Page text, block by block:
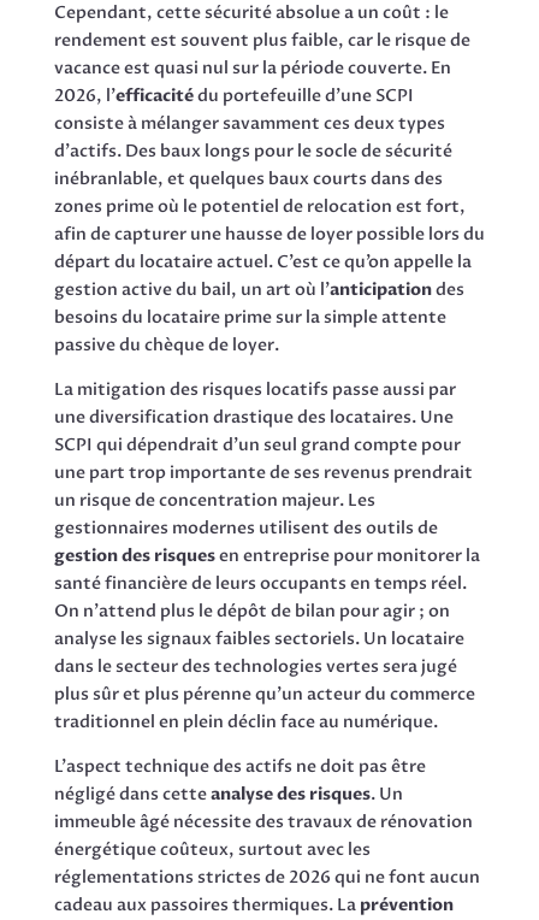
Cependant, cette sécurité absolue a un coût : le
rendement est souvent plus faible, car le risque de
vacance est quasi nul sur la période couverte. En
2026, l’efficacitédu portefeuille d’une SCPI
consiste à mélanger savamment ces deux types
d’actifs. Des baux longs pour le socle de sécurité
inébranlable, et quelques baux courts dans des
zones prime où le potentiel de relocation est fort,
afin de capturer une hausse de loyer possible lors du
départ du locataire actuel. C’est ce qu’on appelle la
gestion active du bail, un art où l’anticipationdes
besoins du locataire prime sur la simple attente
passive du chèque de loyer.
La mitigation des risques locatifs passe aussi par
une diversification drastique des locataires. Une
SCPI qui dépendrait d’un seul grand compte pour
une part trop importante de ses revenus prendrait
un risque de concentration majeur. Les
gestionnaires modernes utilisent des outils de
gestion des risquesen entreprise pour monitorer la
santé financière de leurs occupants en temps réel.
On n’attend plus le dépôt de bilan pour agir ; on
analyse les signaux faibles sectoriels. Un locataire
dans le secteur des technologies vertes sera jugé
plus sûr et plus pérenne qu’un acteur du commerce
traditionnel en plein déclin face au numérique.
L’aspect technique des actifs ne doit pas être
négligé dans cetteanalyse des risques. Un
immeuble âgé nécessite des travaux de rénovation
énergétique coûteux, surtout avec les
réglementations strictes de 2026 qui ne font aucun
cadeau aux passoires thermiques. La prévention